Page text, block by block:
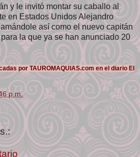
y le invitó montar su caballo al
en Estados Unidos Alejandro
así como el nuevo capitán
la que ya se han anunciado 20
por TAUROMAQUIAS.com en el diario El
p.m.